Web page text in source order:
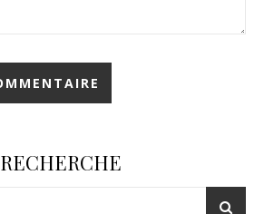
RECHERCHE